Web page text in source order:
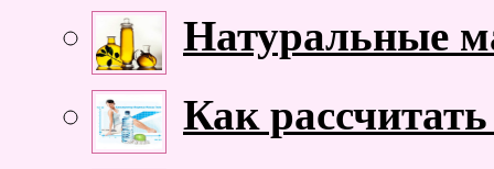
Натуральные
Как